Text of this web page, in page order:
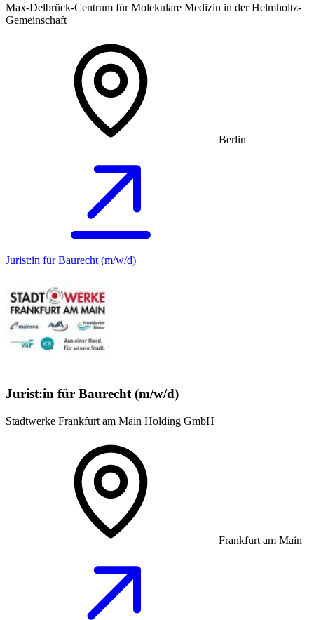
Max-Delbrück-Centrum für Molekulare Medizin in der Helmholtz-
Gemeinschaft
Berlin
Jurist:in für Baurecht (m/w/d)
Jurist:in für Baurecht (m/w/d)
Stadtwerke Frankfurt am Main Holding GmbH
Frankfurt am Main